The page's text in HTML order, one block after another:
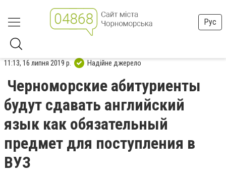
Рус
11:13, 16 липня 2019 р. Надійне джерело
Черноморские абитуриенты
будут сдавать английский
язык как обязательный
предмет для поступления в
ВУЗ